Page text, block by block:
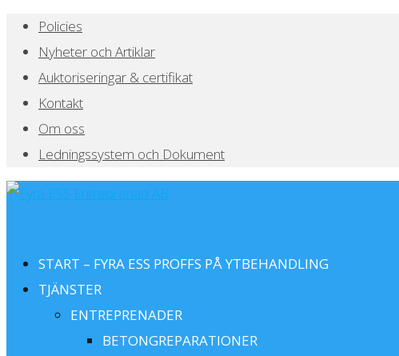
Policies
Nyheter och Artiklar
Auktoriseringar & certifikat
Kontakt
Om oss
Ledningssystem och Dokument
START – FYRA ESS PROFFS PÅ YTBEHANDLING
TJÄNSTER
ENTREPRENADER
BETONGREPARATIONER